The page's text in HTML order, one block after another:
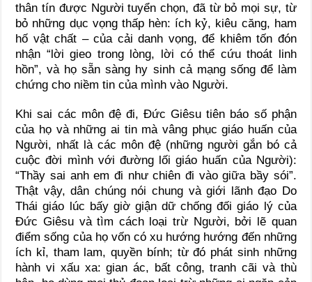
thân tín được Người tuyển chọn, đã từ bỏ mọi sự, từ
bỏ những dục vọng thấp hèn: ích kỷ, kiêu căng, ham
hố vật chất – của cải danh vọng, để khiêm tốn đón
nhận “lời gieo trong lòng, lời có thể cứu thoát linh
hồn”, và họ sẵn sàng hy sinh cả mạng sống để làm
chứng cho niềm tin của mình vào Người.
Khi sai các môn đệ đi, Đức Giêsu tiên báo số phận
của họ và những ai tin mà vâng phục giáo huấn của
Người, nhất là các môn đệ (những người gắn bó cả
cuộc đời mình với đường lối giáo huấn của Người):
“Thầy sai anh em đi như chiên đi vào giữa bầy sói”.
Thật vậy, dân chúng nói chung và giới lãnh đạo Do
Thái giáo lúc bấy giờ giận dữ chống đối giáo lý của
Đức Giêsu và tìm cách loại trừ Người, bởi lẽ quan
điểm sống của họ vốn có xu hướng hướng đến những
ích kỉ, tham lam, quyền bính; từ đó phát sinh những
hành vi xấu xa: gian ác, bất công, tranh cãi và thù